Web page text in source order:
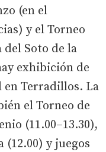
(en el
y el Torneo
del Soto de la
exhibición de
Terradillos. La
el Torneo de
(11.00–13.30),
y juegos